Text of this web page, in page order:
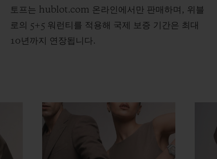
토프는 hublot.com 온라인에서만 판매하며, 위블
로의 5+5 워런티를 적용해 국제 보증 기간은 최대
10년까지 연장됩니다.